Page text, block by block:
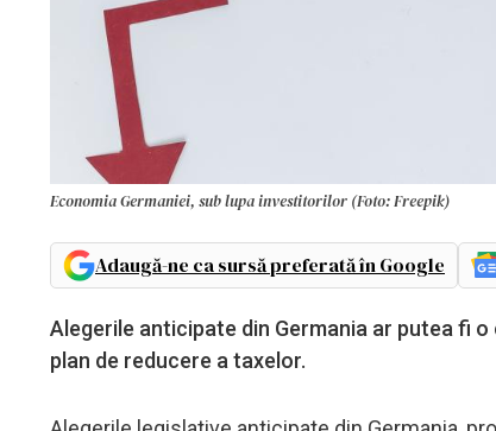
Economia Germaniei, sub lupa investitorilor (Foto: Freepik)
Adaugă-ne ca sursă preferată în Google
Alegerile anticipate din Germania ar putea fi
plan de reducere a taxelor.